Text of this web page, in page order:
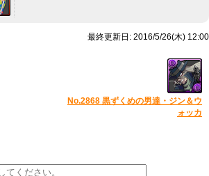
最終更新日: 2016/5/26(木) 12:00
No.2868 黒ずくめの男達・ジン＆ウ
ォッカ